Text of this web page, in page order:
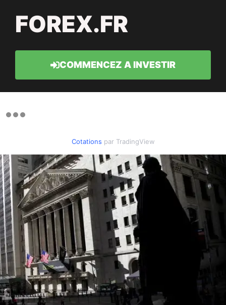
FOREX.FR
COMMENCEZ A INVESTIR
Cotations par TradingView